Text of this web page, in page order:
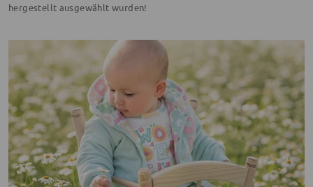
hergestellt ausgewählt wurden!